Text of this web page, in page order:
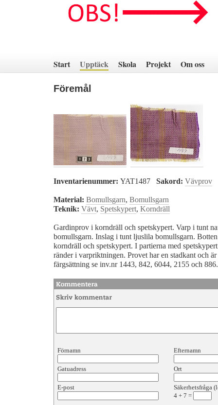
innehåll
Start Upptäck Skola Projekt Om oss
Föremål
Inventarienummer: YAT1487 Sakord: Vävprov
Material: Bomullsgarn, Bomullsgarn
Teknik: Vävt, Spetskypert, Korndräll
Gardinprov i korndräll och spetskypert. Varp i tunt
bomullsgarn. Inslag i tunt ljuslila bomullsgarn.
korndräll och spetskypert. I partierna med
ränder i varpriktningen. Provet har en stadkant och
färgsättning se inv.nr 1443, 842, 6044, 2155 och 886.
Förnamn Efternamn
Gatuadress Ort
E-post
Säkerhetsfråga
4 + 7 =